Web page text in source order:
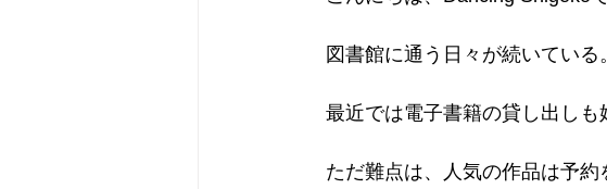
図書館に通う日々が続いてい
最近では電子書籍の貸し出しも
ただ難点は、人気の作品は予約